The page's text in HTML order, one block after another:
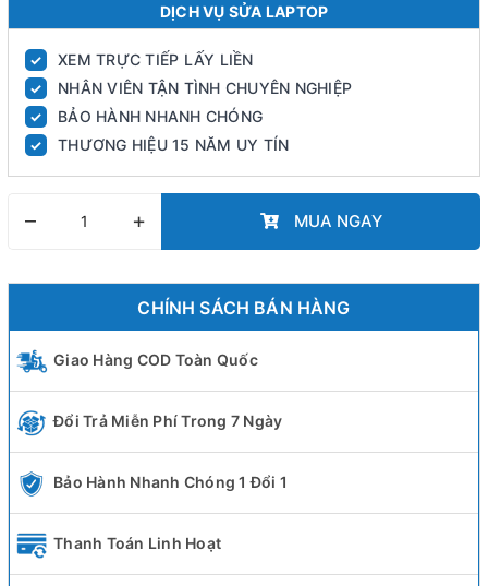
DỊCH VỤ SỬA LAPTOP
✓ XEM TRỰC TIẾP LẤY LIỀN
✓ NHÂN VIÊN TẬN TÌNH CHUYÊN NGHIỆP
✓ BẢO HÀNH NHANH CHÓNG
✓ THƯƠNG HIỆU 15 NĂM UY TÍN
– + MUA NGAY
CHÍNH SÁCH BÁN HÀNG
Giao Hàng COD Toàn Quốc
Đổi Trả Miễn Phí Trong 7 Ngày
Bảo Hành Nhanh Chóng 1 Đổi 1
Thanh Toán Linh Hoạt